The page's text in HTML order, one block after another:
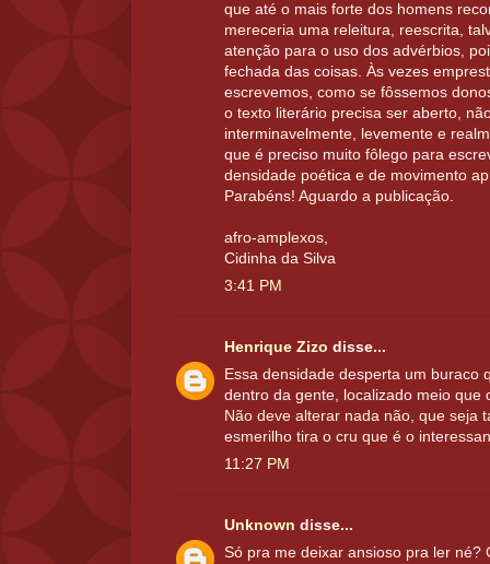
que até o mais forte dos homens
mereceria uma releitura, reescrita,
atenção para o uso dos advérbios,
fechada das coisas. Às vezes
escrevemos, como se fôssemos
o texto literário precisa ser aberto,
interminavelmente, levemente e
que é preciso muito fôlego para
densidade poética e de movimento
Parabéns! Aguardo a publicação.
afro-amplexos,
Cidinha da Silva
3:41 PM
Henrique Zizo disse...
Essa densidade desperta um buraco
dentro da gente, localizado meio que
Não deve alterar nada não, que seja
esmerilho tira o cru que é o
11:27 PM
Unknown disse...
Só pra me deixar ansioso pra ler né?